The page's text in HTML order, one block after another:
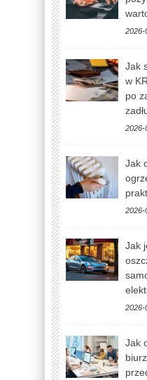
2026-
Jak
w
po
2026-
Jak
2026-
Jak
2026-
Jak